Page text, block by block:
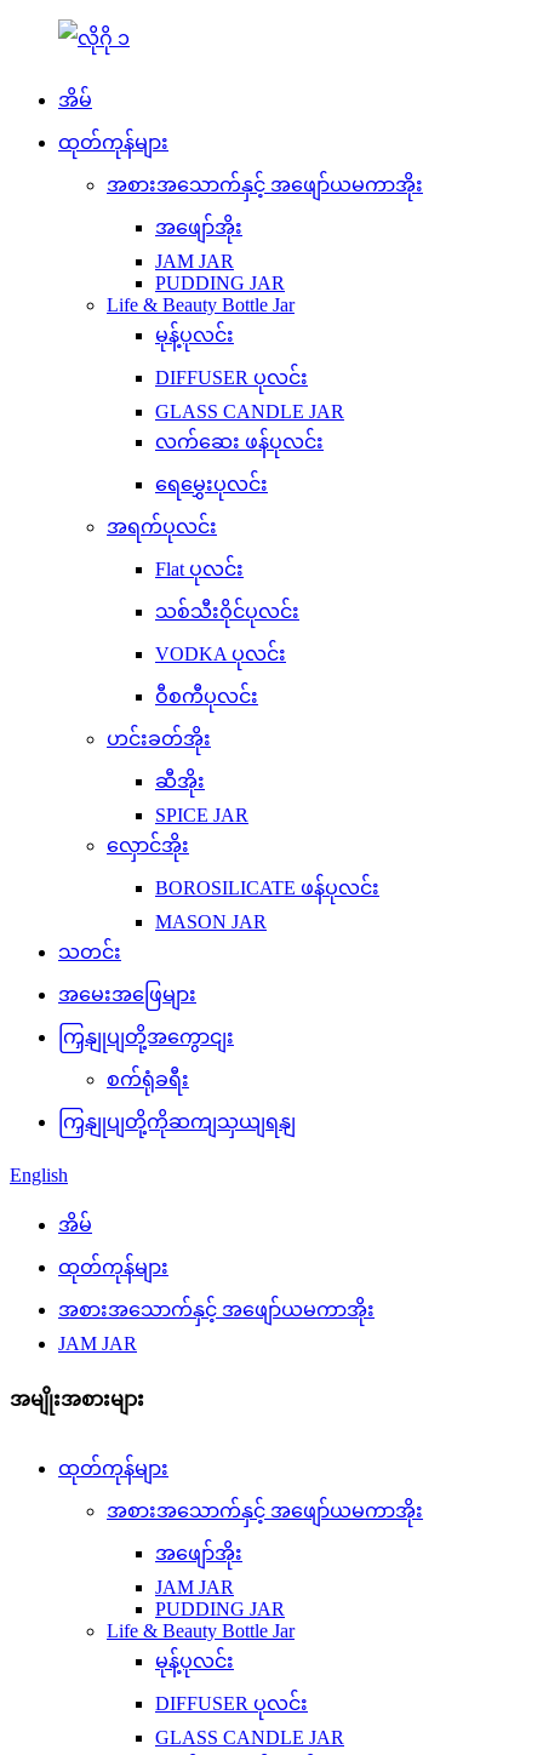
အိမ်
ထုတ်ကုန်များ
အစားအသောက်နှင့် အဖျော်ယမကာအိုး
အဖျော်အိုး
JAM JAR
PUDDING JAR
Life & Beauty Bottle Jar
မုန့်ပုလင်း
DIFFUSER ပုလင်း
GLASS CANDLE JAR
လက်ဆေး ဖန်ပုလင်း
ရေမွှေးပုလင်း
အရက်ပုလင်း
Flat ပုလင်း
သစ်သီးဝိုင်ပုလင်း
VODKA ပုလင်း
ဝီစကီပုလင်း
ဟင်းခတ်အိုး
ဆီအိုး
SPICE JAR
လှောင်အိုး
BOROSILICATE ဖန်ပုလင်း
MASON JAR
သတင်း
အမေးအဖြေများ
ကြှနျုပျတို့အကွောငျး
စက်ရုံခရီး
ကြှနျုပျတို့ကိုဆကျသှယျရနျ
English
အိမ်
ထုတ်ကုန်များ
အစားအသောက်နှင့် အဖျော်ယမကာအိုး
JAM JAR
အမျိုးအစားများ
ထုတ်ကုန်များ
အစားအသောက်နှင့် အဖျော်ယမကာအိုး
အဖျော်အိုး
JAM JAR
PUDDING JAR
Life & Beauty Bottle Jar
မုန့်ပုလင်း
DIFFUSER ပုလင်း
GLASS CANDLE JAR